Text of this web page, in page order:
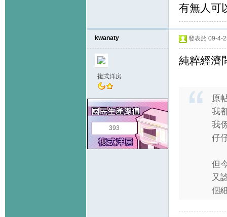
有無人可
kwanaty
複式洋房
393
發表於 09-4-
純粹經濟
原
我
我
仔
但
又
個